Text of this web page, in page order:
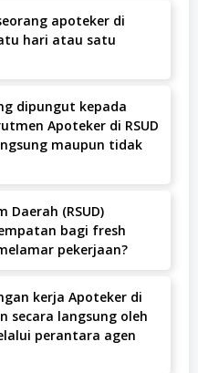
apoteker di
hari atau satu
per hari atau 40 jam
dipungut kepada
Apoteker di RSUD
maupun tidak
Cengkareng, baik
Proses rekrutmen
Daerah (RSUD)
bagi fresh
pekerjaan?
kerja Apoteker di
secara langsung oleh
perantara agen